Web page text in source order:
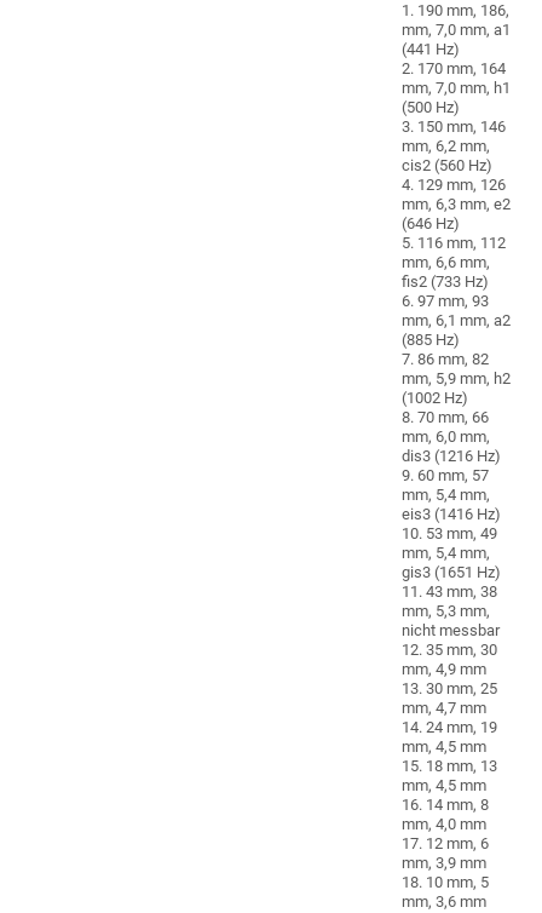
1. 190 mm, 186,
mm, 7,0 mm, a1
(441 Hz)
2. 170 mm, 164
mm, 7,0 mm, h1
(500 Hz)
3. 150 mm, 146
mm, 6,2 mm,
cis2 (560 Hz)
4. 129 mm, 126
mm, 6,3 mm, e2
(646 Hz)
5. 116 mm, 112
mm, 6,6 mm,
fis2 (733 Hz)
6. 97 mm, 93
mm, 6,1 mm, a2
(885 Hz)
7. 86 mm, 82
mm, 5,9 mm, h2
(1002 Hz)
8. 70 mm, 66
mm, 6,0 mm,
dis3 (1216 Hz)
9. 60 mm, 57
mm, 5,4 mm,
eis3 (1416 Hz)
10. 53 mm, 49
mm, 5,4 mm,
gis3 (1651 Hz)
11. 43 mm, 38
mm, 5,3 mm,
nicht messbar
12. 35 mm, 30
mm, 4,9 mm
13. 30 mm, 25
mm, 4,7 mm
14. 24 mm, 19
mm, 4,5 mm
15. 18 mm, 13
mm, 4,5 mm
16. 14 mm, 8
mm, 4,0 mm
17. 12 mm, 6
mm, 3,9 mm
18. 10 mm, 5
mm, 3,6 mm